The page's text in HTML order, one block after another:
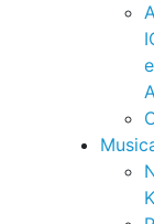
e